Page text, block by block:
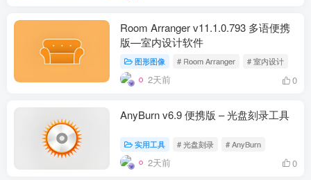
Room Arranger v11.1.0.793 多语便携
版—室内设计软件
图形图像 # Room Arranger # 室内设计
2天前 0
AnyBurn v6.9 便携版 – 光盘刻录工具
实用工具 # 光盘刻录 # AnyBurn
2天前 0